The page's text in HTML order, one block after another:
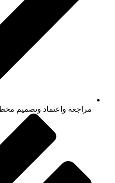
مراجعة واعتماد وتصميم